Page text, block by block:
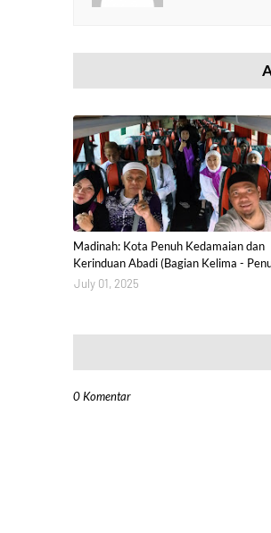
Madinah: Kota Penuh Kedamaian dan
Kerinduan Abadi (Bagian Kelima -
July 01, 2025
0 Komentar